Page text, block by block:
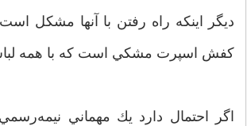
ديگر اينكه راه رفتن با آنها مشكل
كفش اسپرت مشكي است كه با همه
اگر احتمال دارد يك مهماني نيمه‌رسمي